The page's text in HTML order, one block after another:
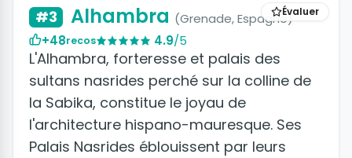
Évaluer
#3 Alhambra (Grenade, Espagne)
+48recos 4.9/5
L'Alhambra, forteresse et palais des
sultans nasrides perché sur la colline de
la Sabika, constitue le joyau de
l'architecture hispano-mauresque. Ses
Palais Nasrides éblouissent par leurs